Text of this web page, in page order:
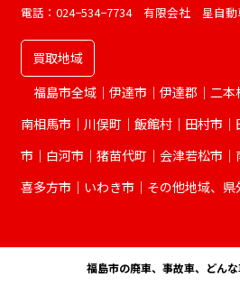
電話：024−534−7734 有限会社 星自動
買取地域
福島市全域｜伊達市｜伊達郡｜二本
南相馬市｜川俣町｜飯館村｜田村市
市｜白河市｜猪苗代町｜会津若松市｜
喜多方市｜いわき市｜その他地域、県
福島市の廃車、事故車、どん